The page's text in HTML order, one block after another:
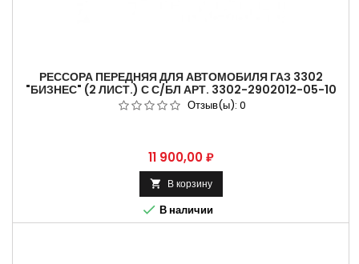
РЕССОРА ПЕРЕДНЯЯ ДЛЯ АВТОМОБИЛЯ ГАЗ 3302
"БИЗНЕС" (2 ЛИСТ.) С С/БЛ АРТ. 3302-2902012-05-10
Отзыв(ы): 0
Цена
11 900,00 ₽
 В корзину
 В наличии